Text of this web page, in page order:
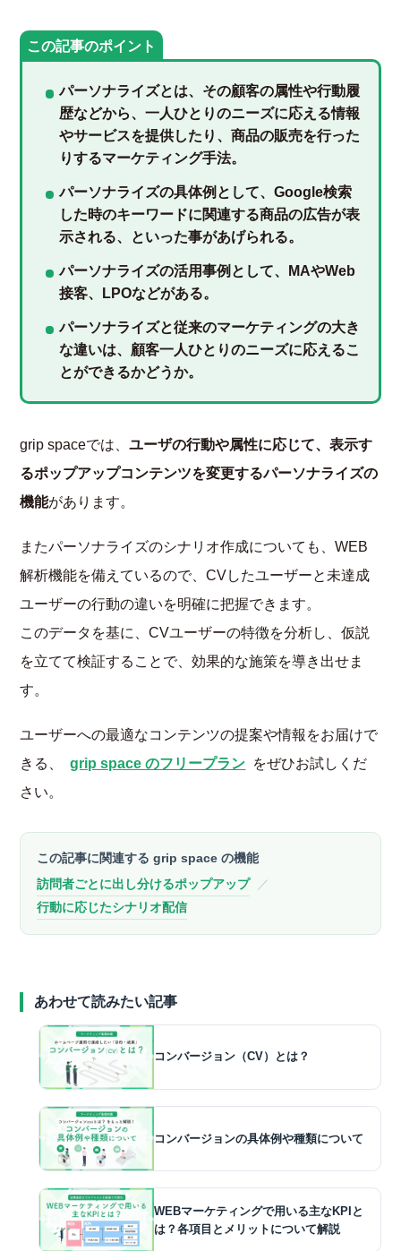
この記事のポイント
パーソナライズとは、その顧客の属性や行動履
歴などから、一人ひとりのニーズに応える情報
やサービスを提供したり、商品の販売を行った
りするマーケティング手法。
パーソナライズの具体例として、Google検索
した時のキーワードに関連する商品の広告が表
示される、といった事があげられる。
パーソナライズの活用事例として、MAやWeb
接客、LPOなどがある。
パーソナライズと従来のマーケティングの大き
な違いは、顧客一人ひとりのニーズに応えるこ
とができるかどうか。
grip spaceでは、ユーザの行動や属性に応じて、表示す
るポップアップコンテンツを変更するパーソナライズの
機能があります。
またパーソナライズのシナリオ作成についても、WEB
解析機能を備えているので、CVしたユーザーと未達成
ユーザーの行動の違いを明確に把握できます。
このデータを基に、CVユーザーの特徴を分析し、仮説
を立てて検証することで、効果的な施策を導き出せま
す。
ユーザーへの最適なコンテンツの提案や情報をお届けで
きる、grip space のフリープラン をぜひお試しくだ
さい。
この記事に関連する grip space の機能
訪問者ごとに出し分けるポップアップ
／
行動に応じたシナリオ配信
あわせて読みたい記事
コンバージョン（CV）とは？
コンバージョンの具体例や種類について
WEBマーケティングで用いる主なKPIと
は？各項目とメリットについて解説